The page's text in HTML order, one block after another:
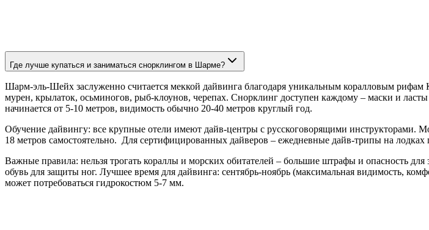
Где лучше купаться и заниматься снорклингом в Шарме?
Шарм-эль-Шейх заслуженно считается меккой дайвинга благодаря уникальным коралловым
мурен, крылаток, осьминогов, рыб-клоунов, черепах. Снорклинг доступен каждому – маски и
начинается от 5-10 метров, видимость обычно 20-40 метров круглый год.
Обучение дайвингу: все крупные отели имеют дайв-центры с русскоговорящими
18 метров самостоятельно. Для сертифицированных дайверов – ежедневные дайв-трипы на лодках
Важные правила: нельзя трогать кораллы и морских обитателей – большие штрафы и опасность
обувь для защиты ног. Лучшее время для дайвинга: сентябрь-ноябрь (максимальная видимость,
может потребоваться гидрокостюм 5-7 мм.